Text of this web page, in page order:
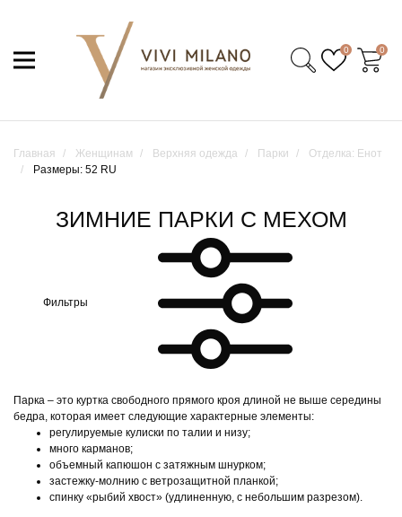
0 0
Главная Женщинам Верхняя одежда Парки
Отделка: Енот
Размеры: 52 RU
ЗИМНИЕ ПАРКИ С МЕХОМ
Фильтры
Парка – это куртка свободного прямого кроя длиной не выше середины
бедра, которая имеет следующие характерные элементы:
регулируемые кулиски по талии и низу;
много карманов;
объемный капюшон с затяжным шнурком;
застежку-молнию с ветрозащитной планкой;
спинку «рыбий хвост» (удлиненную, с небольшим разрезом).